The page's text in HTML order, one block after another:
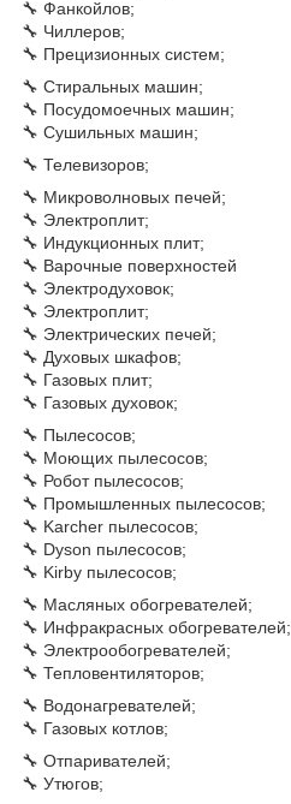
🔧 Фанкойлов;
🔧 Чиллеров;
🔧 Прецизионных систем;
🔧 Стиральных машин;
🔧 Посудомоечных машин;
🔧 Сушильных машин;
🔧 Телевизоров;
🔧 Микроволновых печей;
🔧 Электроплит;
🔧 Индукционных плит;
🔧 Варочные поверхностей
🔧 Электродуховок;
🔧 Электроплит;
🔧 Электрических печей;
🔧 Духовых шкафов;
🔧 Газовых плит;
🔧 Газовых духовок;
🔧 Пылесосов;
🔧 Моющих пылесосов;
🔧 Робот пылесосов;
🔧 Промышленных пылесосов;
🔧 Karcher пылесосов;
🔧 Dyson пылесосов;
🔧 Kirby пылесосов;
🔧 Масляных обогревателей;
🔧 Инфракрасных обогревателей;
🔧 Электрообогревателей;
🔧 Тепловентиляторов;
🔧 Водонагревателей;
🔧 Газовых котлов;
🔧 Отпаривателей;
🔧 Утюгов;